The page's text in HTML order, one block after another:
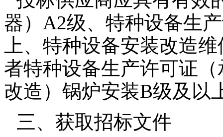
器）A2级、特种设备生
上、特种设备安装改造
者特种设备生产许可证
改造）锅炉安装B级及以
三、获取招标文件